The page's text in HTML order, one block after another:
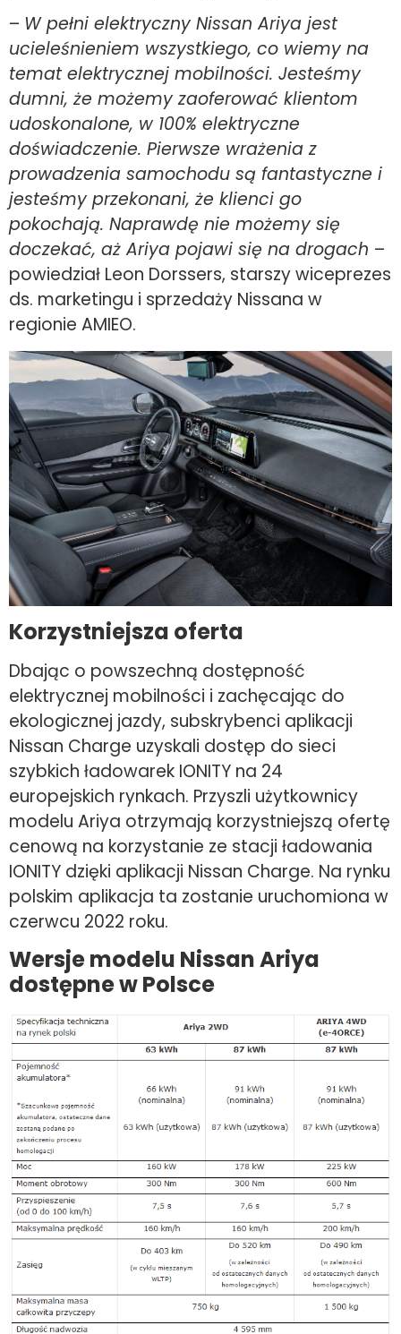
– W pełni elektryczny Nissan Ariya jest
ucieleśnieniem wszystkiego, co wiemy na
temat elektrycznej mobilności. Jesteśmy
dumni, że możemy zaoferować klientom
udoskonalone, w 100% elektryczne
doświadczenie. Pierwsze wrażenia z
prowadzenia samochodu są fantastyczne i
jesteśmy przekonani, że klienci go
pokochają. Naprawdę nie możemy się
doczekać, aż Ariya pojawi się na drogach –
powiedział Leon Dorssers, starszy wiceprezes
ds. marketingu i sprzedaży Nissana w
regionie AMIEO.
Korzystniejsza oferta
Dbając o powszechną dostępność
elektrycznej mobilności i zachęcając do
ekologicznej jazdy, subskrybenci aplikacji
Nissan Charge uzyskali dostęp do sieci
szybkich ładowarek IONITY na 24
europejskich rynkach. Przyszli użytkownicy
modelu Ariya otrzymają korzystniejszą ofertę
cenową na korzystanie ze stacji ładowania
IONITY dzięki aplikacji Nissan Charge. Na rynku
polskim aplikacja ta zostanie uruchomiona w
czerwcu 2022 roku.
Wersje modelu Nissan Ariya
dostępne w Polsce